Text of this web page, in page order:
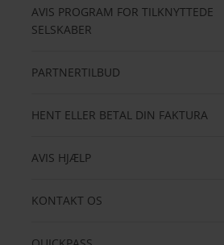
AVIS PROGRAM FOR TILKNYTTEDE
SELSKABER
PARTNERTILBUD
HENT ELLER BETAL DIN FAKTURA
AVIS HJÆLP
KONTAKT OS